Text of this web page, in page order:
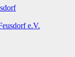
e.V.